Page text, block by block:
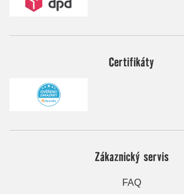
Certifikáty
Zákaznický servis
FAQ